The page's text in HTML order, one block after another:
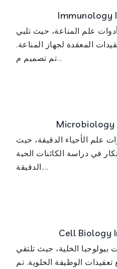
Immunology
علم المناعة، حيث تلبي
المعقدة لجهاز المناعة.
تم تصميم م...
Microbiology
علم الأحياء الدقيقة، حيث
في دراسة الكائنات الحية
الدقيقة....
Cell Biology
الخلية، حيث تلتقي
تعقيدات الوظيفة الخلوية. تم